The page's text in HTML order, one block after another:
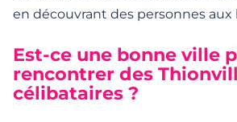
en découvrant des personnes aux
Est-ce une bonne ville
rencontrer des
célibataires ?